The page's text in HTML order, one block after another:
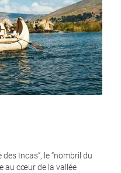
Incas”, le “nombril du
au cœur de la vallée